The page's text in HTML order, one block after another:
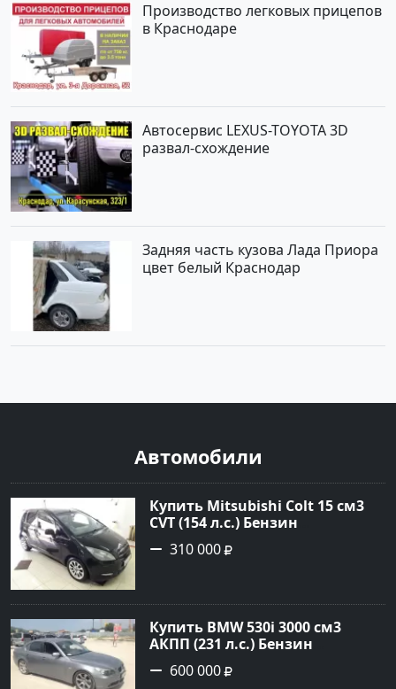
Производство легковых прицепов
в Краснодаре
Автосервис LEXUS-TOYOTA 3D
развал-схождение
Задняя часть кузова Лада Приора
цвет белый Краснодар
Автомобили
Купить Mitsubishi Colt 15 см3
CVT (154 л.с.) Бензин
турбонаддув в Краснодар:
цвет Чёрный металик Хетчбэк
сайте Авторынок23
310 000
Купить BMW 530i 3000 см3
АКПП (231 л.с.) Бензин
инжектор в Новороссийск:
цвет серый Седан 2004 года по
600 000